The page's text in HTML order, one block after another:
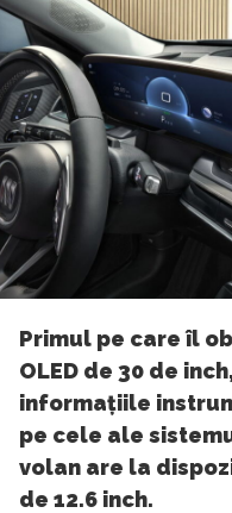
Primul pe care îl
OLED de 30 de
informațiile
pe cele ale
volan are la
de 12.6 inch.